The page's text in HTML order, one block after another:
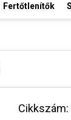
Fertőtlenítők